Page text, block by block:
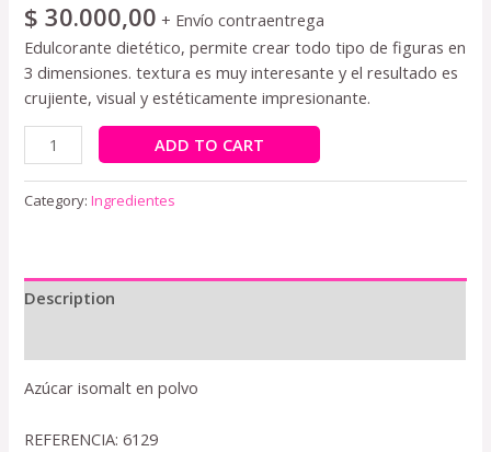
$ 30.000,00 + Envío contraentrega
Edulcorante dietético, permite crear todo tipo de figuras en
3 dimensiones. textura es muy interesante y el resultado es
crujiente, visual y estéticamente impresionante.
ADD TO CART
Category:Ingredientes
Description
Azúcar isomalt en polvo
REFERENCIA: 6129